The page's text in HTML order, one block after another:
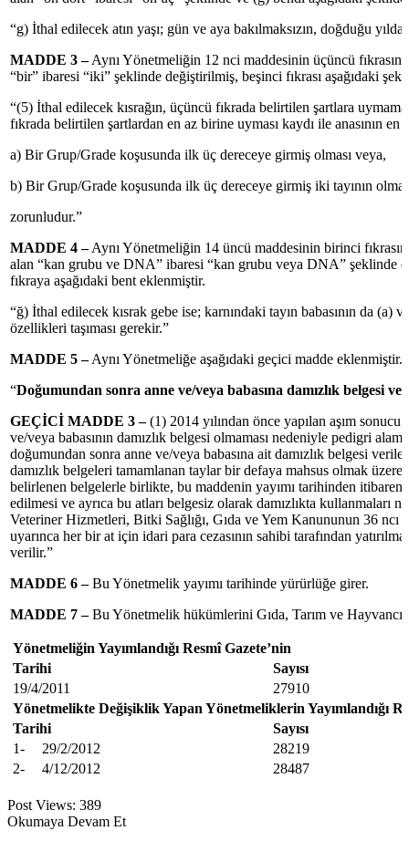
“g) İthal edilecek atın yaşı; gün ve aya bakılmaksızın, doğduğu
MADDE 3 –Aynı Yönetmeliğin 12 nci maddesinin üçüncü
“bir” ibaresi “iki” şeklinde değiştirilmiş, beşinci fıkrası aşağıdaki
“(5) İthal edilecek kısrağın, üçüncü fıkrada belirtilen şartlara
fıkrada belirtilen şartlardan en az birine uyması kaydı ile anasının en
a) Bir Grup/Grade koşusunda ilk üç dereceye girmiş olması veya,
b) Bir Grup/Grade koşusunda ilk üç dereceye girmiş iki tayının
zorunludur.”
MADDE 4 –Aynı Yönetmeliğin 14 üncü maddesinin birinci
alan “kan grubu ve DNA” ibaresi “kan grubu veya DNA” şeklinde
fıkraya aşağıdaki bent eklenmiştir.
“ğ) İthal edilecek kısrak gebe ise; karnındaki tayın babasının da (a)
özellikleri taşıması gerekir.”
MADDE 5 –Aynı Yönetmeliğe aşağıdaki geçici madde eklenmiştir.
“Doğumundan sonra anne ve/veya babasına damızlık belgesi
GEÇİCİ MADDE 3 –(1) 2014 yılından önce yapılan aşım sonucu
ve/veya babasının damızlık belgesi olmaması nedeniyle pedigri
doğumundan sonra anne ve/veya babasına ait damızlık belgesi
damızlık belgeleri tamamlanan taylar bir defaya mahsus olmak
belirlenen belgelerle birlikte, bu maddenin yayımı tarihinden itibaren
edilmesi ve ayrıca bu atları belgesiz olarak damızlıkta kullanmaları
Veteriner Hizmetleri, Bitki Sağlığı, Gıda ve Yem Kanununun 36 ncı
uyarınca her bir at için idari para cezasının sahibi tarafından
verilir.”
MADDE 6 –Bu Yönetmelik yayımı tarihinde yürürlüğe girer.
MADDE 7 –Bu Yönetmelik hükümlerini Gıda, Tarım ve
Yönetmeliğin Yayımlandığı Resmî Gazete’nin
Tarihi
Sayısı
19/4/2011
27910
Yönetmelikte Değişiklik Yapan Yönetmeliklerin Yayımlandığı
Tarihi
Sayısı
1-
29/2/2012
28219
2-
4/12/2012 28487
Post Views: 389
Okumaya Devam Et